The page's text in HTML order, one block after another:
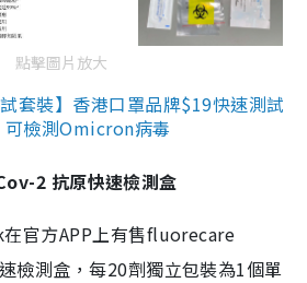
點擊圖片放大
套裝】香港口罩品牌$19快速測試
可檢測Omicron病毒
2 抗原快速檢測盒
官方APP上有售fluorecare
檢測盒，每20劑獨立包裝為1個單